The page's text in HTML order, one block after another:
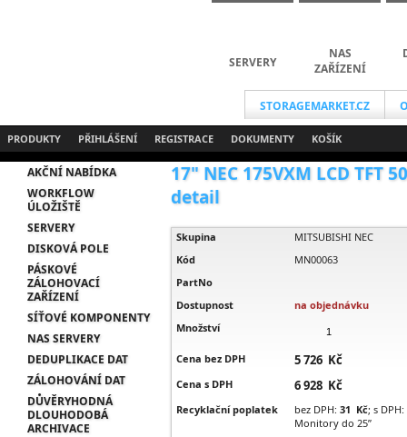
STORAGEMARKET.CZ
SERVERY
NAS
ZAŘÍZENÍ
PRODUKTY PŘIHLÁŠENÍ REGISTRACE DOKUMENTY KOŠÍK
AKČNÍ NABÍDKA
WORKFLOW
ÚLOŽIŠTĚ
SERVERY
DISKOVÁ POLE
PÁSKOVÉ
ZÁLOHOVACÍ
ZAŘÍZENÍ
SÍŤOVÉ KOMPONENTY
NAS SERVERY
DEDUPLIKACE DAT
ZÁLOHOVÁNÍ DAT
DŮVĚRYHODNÁ
DLOUHODOBÁ
ARCHIVACE
17" NEC 175VXM LCD TFT
detail
Skupina
MITSUBISHI NEC
Kód
MN00063
PartNo
Dostupnost
na objednávku
Množství
Cena bez DPH 5 726 Kč
Cena s DPH 6 928 Kč
Recyklační poplatek bez DPH: 31 Kč; s DPH:
Monitory do 25”